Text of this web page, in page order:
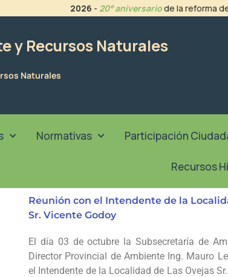
2026 - 20° aniversariode la reforma
y Recursos Naturales
Naturales
Normativas Participación
Recursos
Reunión con el Intendente de la
Sr. Vicente Godoy
El día 03 de octubre la Subsecretaría de
Director Provincial de Ambiente Ing. Mauro
el Intendente de la Localidad de Las Ovejas